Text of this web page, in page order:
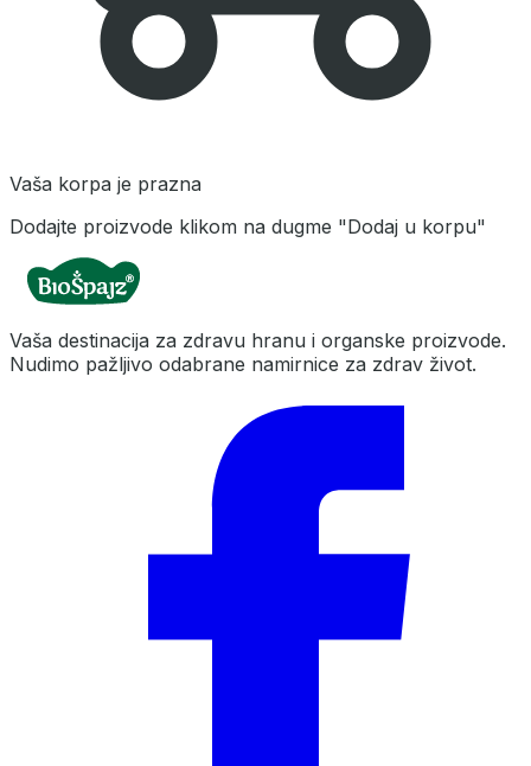
Vaša korpa je prazna
Dodajte proizvode klikom na dugme "Dodaj u korpu"
Vaša destinacija za zdravu hranu i organske proizvode.
Nudimo pažljivo odabrane namirnice za zdrav život.